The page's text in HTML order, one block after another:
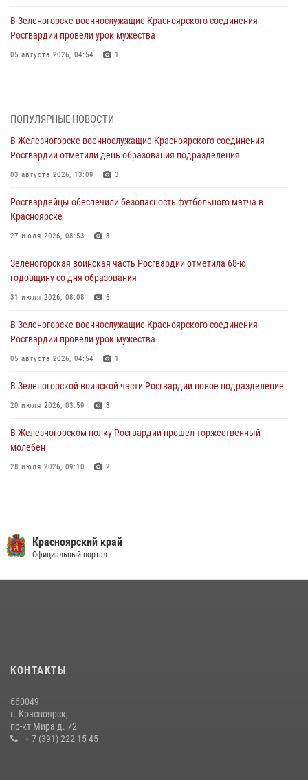
В Зеленогорске военнослужащие Красноярского соединения
Росгвардии провели урок мужества
05 августа 2026, 04:54 1
05 августа 2026, 04:52 1
В Красноярске сотрудники вневедомственной охраны Росгвардии
задержали подозреваемого в серии краж из гипермаркета
04 августа 2026, 09:57
Сотрудники Росгвардии обеспечили общественный порядок во
время проведения экстремального заплыва в Дудинке
04 августа 2026, 08:36
В Красноярске сотрудники Росгвардии задержали подозреваемого
в серии краж из супермаркета
04 августа 2026, 06:50
Военнослужащие Красноярского соединения Росгвардии
познакомили отдыхающих детей с тонкостями РХБ защиты
03 августа 2026, 13:12 2
ПОПУЛЯРНЫЕ НОВОСТИ
В Железногорске военнослужащие Красноярского соединения
Росгвардии отметили день образования подразделения
03 августа 2026, 13:09 3
Росгвардейцы обеспечили безопасность футбольного матча в
Красноярске
27 июля 2026, 08:53 3
Зеленогорская воинская часть Росгвардии отметила 68-ю
годовщину со дня образования
31 июля 2026, 08:08 6
В Зеленогорске военнослужащие Красноярского соединения
Росгвардии провели урок мужества
05 августа 2026, 04:54 1
В Зеленогорской воинской части Росгвардии новое подразделение
20 июля 2026, 03:59 3
В Железногорском полку Росгвардии прошел торжественный
молебен
28 июля 2026, 09:10 2
10 июля 2026, 06:18 4
Военнослужащие Росгвардии железногорской воинской части
Росгвардии получили штатное вооружение
10 июля 2026, 06:21
празднования 70-летия города
21 июля 2026, 01:41
Красноярский край
Официальный портал
КОНТАКТЫ
660049
г. Красноярск,
пр-кт Мира д. 72
+ 7 (391) 222-15-45